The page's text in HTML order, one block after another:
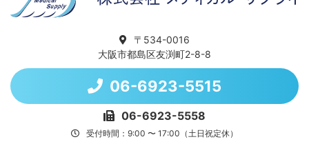
〒534-0016
大阪市都島区友渕町2-8-8
06-6923-5515
06-6923-5558
受付時間：9:00 〜 17:00（土日祝定休）